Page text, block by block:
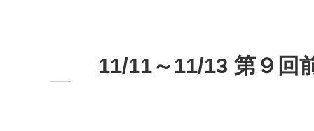
11/11～11/13 第９